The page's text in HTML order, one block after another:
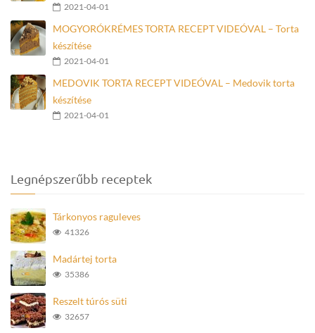
2021-04-01
MOGYORÓKRÉMES TORTA RECEPT VIDEÓVAL – Torta
készítése
2021-04-01
MEDOVIK TORTA RECEPT VIDEÓVAL – Medovik torta
készítése
2021-04-01
Legnépszerűbb receptek
Tárkonyos raguleves
41326
Madártej torta
35386
Reszelt túrós süti
32657